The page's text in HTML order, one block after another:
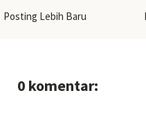
Posting Lebih Baru
0 komentar: